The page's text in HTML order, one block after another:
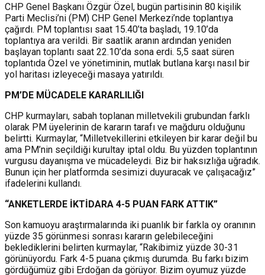
CHP Genel Başkanı Özgür Özel, bugün partisinin 80 kişilik
Parti Meclisi’ni (PM) CHP Genel Merkezi’nde toplantıya
çağırdı. PM toplantısı saat 15.40’ta başladı, 19.10’da
toplantıya ara verildi. Bir saatlik aranın ardından yeniden
başlayan toplantı saat 22.10’da sona erdi. 5,5 saat süren
toplantıda Özel ve yönetiminin, mutlak butlana karşı nasıl bir
yol haritası izleyeceği masaya yatırıldı.
PM’DE MÜCADELE KARARLILIĞI
CHP kurmayları, sabah toplanan milletvekili grubundan farklı
olarak PM üyelerinin de kararın tarafı ve mağduru olduğunu
belirtti. Kurmaylar, “Milletvekillerini etkileyen bir karar değil bu
ama PM’nin seçildiği kurultay iptal oldu. Bu yüzden toplantının
vurgusu dayanışma ve mücadeleydi. Biz bir haksızlığa uğradık.
Bunun için her platformda sesimizi duyuracak ve çalışacağız”
ifadelerini kullandı.
“ANKETLERDE İKTİDARA 4-5 PUAN FARK ATTIK”
Son kamuoyu araştırmalarında iki puanlık bir farkla oy oranının
yüzde 35 görünmesi sonrası kararın gelebileceğini
beklediklerini belirten kurmaylar, “Rakibimiz yüzde 30-31
görünüyordu. Fark 4-5 puana çıkmış durumda. Bu farkı bizim
gördüğümüz gibi Erdoğan da görüyor. Bizim oyumuz yüzde